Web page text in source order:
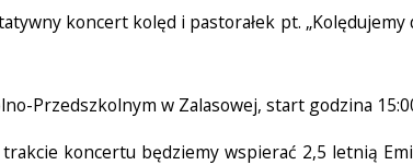
koncert kolęd i pastorałek pt.
Przedszkolnym w Zalasowej, start godzina
koncertu będziemy wspierać 2,5 letnią